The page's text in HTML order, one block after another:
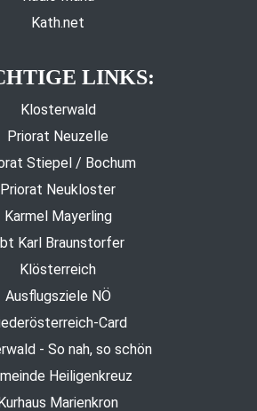
Kath.net
LINKS:
Klosterwald
Priorat Neuzelle
Stiepel / Bochum
Priorat Neukloster
Karmel Mayerling
Karl Braunstorfer
Klösterreich
Ausflugsziele NÖ
Card
- So nah, so schön
Heiligenkreuz
Marienkron